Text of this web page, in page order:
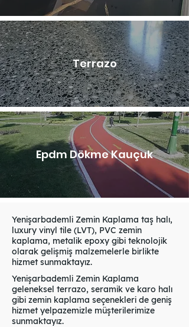
Terrazo
Epdm Dökme Kauçuk
Yenişarbademli Zemin Kaplama taş halı,
luxury vinyl tile (LVT), PVC zemin
kaplama, metalik epoxy gibi teknolojik
olarak gelişmiş malzemelerle birlikte
hizmet sunmaktayız.
Yenişarbademli Zemin Kaplama
geleneksel terrazo, seramik ve karo halı
gibi zemin kaplama seçenekleri de geniş
hizmet yelpazemizle müşterilerimize
sunmaktayız.